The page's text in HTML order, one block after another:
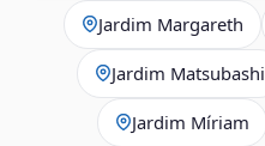
Jardim Margareth
Jardim Matsubashi
Jardim Míriam